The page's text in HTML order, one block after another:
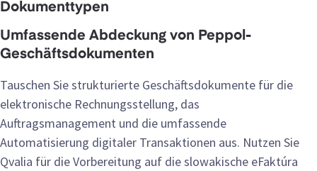
Dokumenttypen
Umfassende Abdeckung von Peppol-
Geschäftsdokumenten
Tauschen Sie strukturierte Geschäftsdokumente für die
elektronische Rechnungsstellung, das
Auftragsmanagement und die umfassende
Automatisierung digitaler Transaktionen aus. Nutzen Sie
Qvalia für die Vorbereitung auf die slowakische eFaktúra